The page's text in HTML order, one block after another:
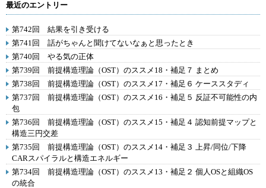
最近のエントリー
第742回 結果を引き受ける
第741回 話がちゃんと聞けてないなぁと思ったとき
第740回 やる気の正体
第739回 前提構造理論（OST）のススメ18・補足７ まとめ
第738回 前提構造理論（OST）のススメ17・補足６ ケーススタディ
第737回 前提構造理論（OST）のススメ16・補足５ 反証不可能性の内
包
第736回 前提構造理論（OST）のススメ15・補足４ 認知前提マップと
構造三円交差
第735回 前提構造理論（OST）のススメ14・補足３ 上昇/同位/下降
CARスパイラルと構造エネルギー
第734回 前提構造理論（OST）のススメ13・補足２ 個人OSと組織OS
の統合